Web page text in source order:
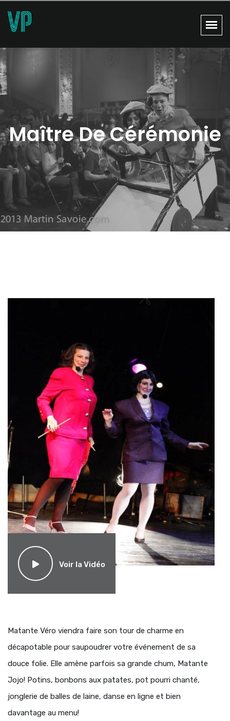
Maître De Cérémonie
Voir la Vidéo
Matante Véro viendra faire son tour de charme en
décapotable pour saupoudrer votre événement de sa
douce folie. Elle amène parfois sa grande chum, Matante
Jojo! Potins, bonbons aux patates, pot pourri chanté,
jonglerie de balles de laine, danse en ligne et bien
davantage au menu!